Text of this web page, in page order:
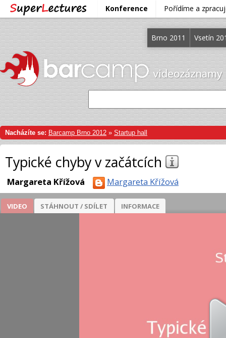
Konference Pořídíme a
Brno 2011 Vsetín
Nacházíte se: Barcamp Brno 2012 » Startup hall
Typické chyby v začátcích
Margareta Křížová Margareta Křížová
VIDEO STÁHNOUT / SDÍLET INFORMACE